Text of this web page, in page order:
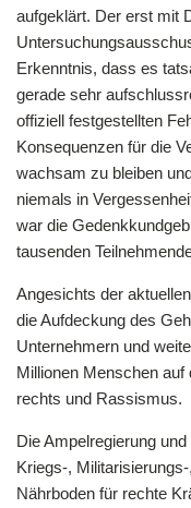
aufgeklärt. Der erst mit
Erkenntnis, dass es
gerade sehr
offiziell festgestellten
Konsequenzen für die
wachsam zu bleiben
niemals in
war die
tausenden
Angesichts der
die Aufdeckung des
Unternehmern und
Millionen Menschen
rechts und Rassismus.
Die Ampelregierung
Kriegs-,
Nährboden für rechte